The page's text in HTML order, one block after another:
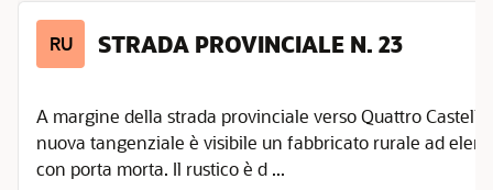
RU STRADA PROVINCIALE N. 23
A margine della strada provinciale verso Quattro
nuova tangenziale è visibile un fabbricato rurale ad
con porta morta. Il rustico è d ...